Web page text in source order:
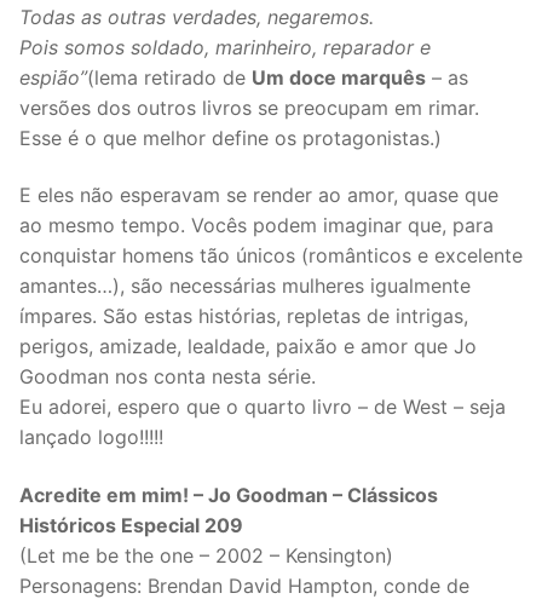
Todas as outras verdades, negaremos.
Pois somos soldado, marinheiro, reparador e
espião”(lema retirado de Um doce marquês – as
versões dos outros livros se preocupam em rimar.
Esse é o que melhor define os protagonistas.)
E eles não esperavam se render ao amor, quase que
ao mesmo tempo. Vocês podem imaginar que, para
conquistar homens tão únicos (românticos e excelente
amantes…), são necessárias mulheres igualmente
ímpares. São estas histórias, repletas de intrigas,
perigos, amizade, lealdade, paixão e amor que Jo
Goodman nos conta nesta série.
Eu adorei, espero que o quarto livro – de West – seja
lançado logo!!!!!
Acredite em mim! – Jo Goodman – Clássicos
Históricos Especial 209
(Let me be the one – 2002 – Kensington)
Personagens: Brendan David Hampton, conde de